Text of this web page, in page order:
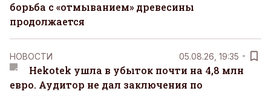
борьба с «отмыванием» древесины
продолжается
НОВОСТИ 05.08.26, 19:35
Hekotek ушла в убыток почти на 4,8 млн
евро. Аудитор не дал заключения по